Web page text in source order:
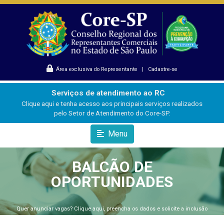
Área exclusiva do Representante | Cadastre-se
Serviços de atendimento ao RC
Clique aqui e tenha acesso aos principais serviços realizados
pelo Setor de Atendimento do Core-SP.
Menu
BALCÃO DE
OPORTUNIDADES
Quer anunciar vagas? Clique aqui, preencha os dados e solicite a inclusão